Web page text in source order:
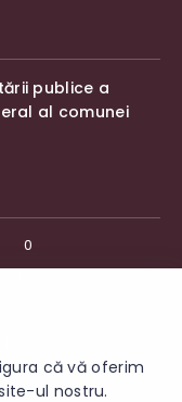
publice a
al comunei
0
că vă oferim
ul nostru.